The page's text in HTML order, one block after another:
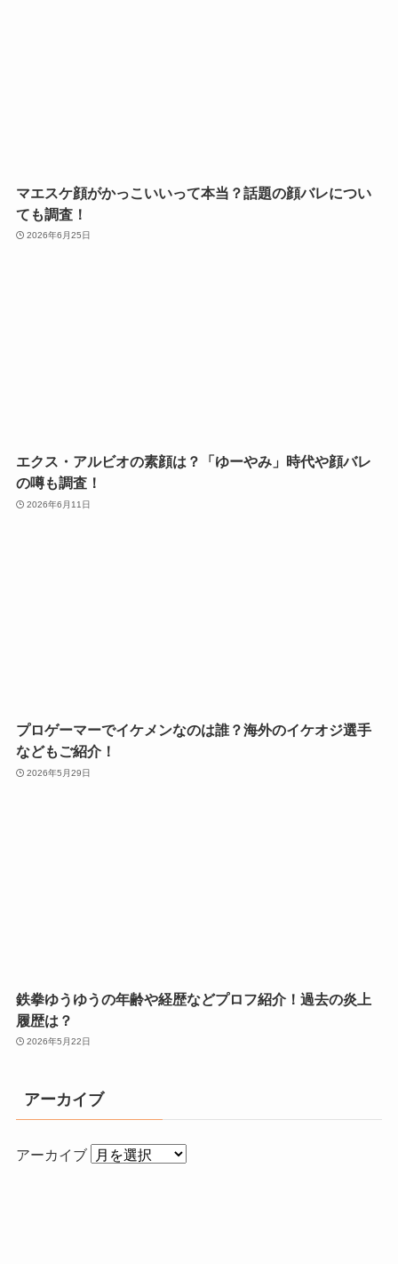
マエスケ顔がかっこいいって本当？話題の顔バレについ
ても調査！
2026年6月25日
エクス・アルビオの素顔は？「ゆーやみ」時代や顔バレ
の噂も調査！
2026年6月11日
プロゲーマーでイケメンなのは誰？海外のイケオジ選手
などもご紹介！
2026年5月29日
鉄拳ゆうゆうの年齢や経歴などプロフ紹介！過去の炎上
履歴は？
2026年5月22日
アーカイブ
アーカイブ